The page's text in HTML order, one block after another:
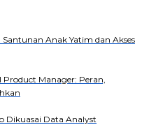
Anak Yatim dan Akses
Product Manager: Peran,
Dikuasai Data Analyst